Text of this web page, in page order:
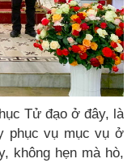
Tử đạo ở đây, là
phục vụ mục vụ ở
không hẹn mà hò,